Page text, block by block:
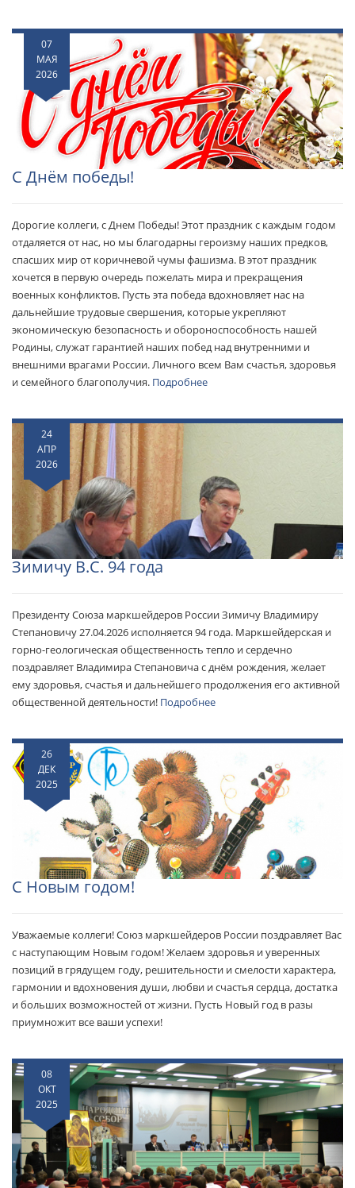
07
МАЯ
2026
С Днём победы!
Дорогие коллеги, с Днем Победы! Этот праздник с каждым годом
отдаляется от нас, но мы благодарны героизму наших предков,
спасших мир от коричневой чумы фашизма. В этот праздник
хочется в первую очередь пожелать мира и прекращения
военных конфликтов. Пусть эта победа вдохновляет нас на
дальнейшие трудовые свершения, которые укрепляют
экономическую безопасность и обороноспособность нашей
Родины, служат гарантией наших побед над внутренними и
внешними врагами России. Личного всем Вам счастья, здоровья
и семейного благополучия. Подробнее
24
АПР
2026
Зимичу В.С. 94 года
Президенту Союза маркшейдеров России Зимичу Владимиру
Степановичу 27.04.2026 исполняется 94 года. Маркшейдерская и
горно-геологическая общественность тепло и сердечно
поздравляет Владимира Степановича с днём рождения, желает
ему здоровья, счастья и дальнейшего продолжения его активной
общественной деятельности! Подробнее
26
ДЕК
2025
С Новым годом!
Уважаемые коллеги! Союз маркшейдеров России поздравляет Вас
с наступающим Новым годом! Желаем здоровья и уверенных
позиций в грядущем году, решительности и смелости характера,
гармонии и вдохновения души, любви и счастья сердца, достатка
и больших возможностей от жизни. Пусть Новый год в разы
приумножит все ваши успехи!
08
ОКТ
2025